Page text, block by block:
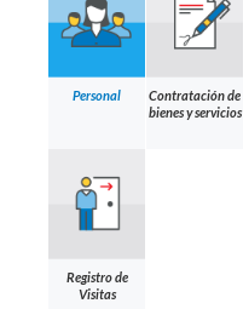
Personal
Contratación de
bienes y servicios
Registro de
Visitas